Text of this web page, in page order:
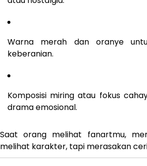
Warna merah dan oranye
keberanian.
Komposisi miring atau fokus
drama emosional.
Saat orang melihat fanartmu,
melihat karakter, tapi merasakan